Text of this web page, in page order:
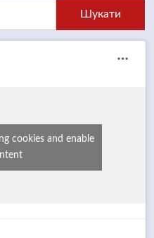
cookies and enable